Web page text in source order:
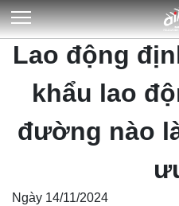
Lao động
khẩu lao
đường nào
Ngày 14/11/2024